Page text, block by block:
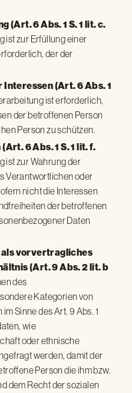
(Art. 6 Abs. 1 S. 1 lit. c.
ist zur Erfüllung einer
der der
(Art. 6 Abs. 1
ist erforderlich,
der betroffenen Person
Person zu schützen.
6 Abs. 1 S. 1 lit. f.
ist zur Wahrung der
Verantwortlichen oder
nicht die Interessen
der betroffenen
Daten
vorvertragliches
(Art. 9 Abs. 2 lit. b
des
Kategorien von
Sinne des Art. 9 Abs. 1
wie
oder ethnische
werden, damit der
Person die ihm bzw.
dem Recht der sozialen